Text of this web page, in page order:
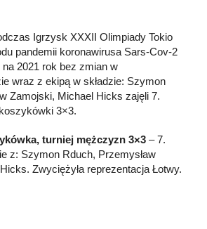
Igrzysk XXXII Olimpiady Tokio
pandemii koronawirusa Sars-Cov-2
na 2021 rok bez zmian w
wraz z ekipą w składzie: Szymon
Zamojski, Michael Hicks zajęli 7.
3×3.
turniej mężczyzn 3×3 – 7.
z: Szymon Rduch, Przemysław
Zwyciężyła reprezentacja Łotwy.